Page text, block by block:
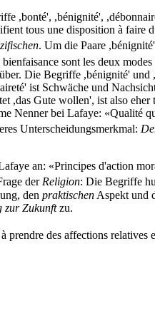
,bonté', ,bénignité',
tous une disposition à faire
. Um die Paare
sont les deux
Die Begriffe ,bénignité'
ist Schwäche und
,das Gute wollen', ist also eher
Nenner bei Lafaye: «Qualité
Unterscheidungsmerkmal:
an: «Principes d'action
derReligion: Die Begriffe
den praktischen Aspekt und
zur Zukunftzu.
des affections relatives